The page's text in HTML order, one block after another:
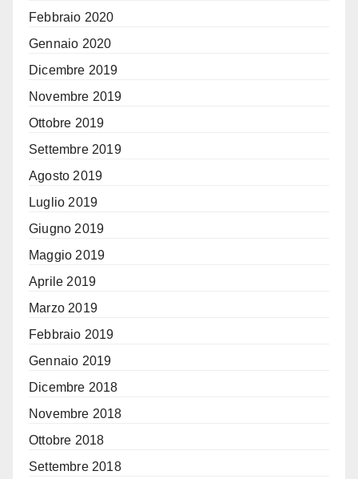
Febbraio 2020
Gennaio 2020
Dicembre 2019
Novembre 2019
Ottobre 2019
Settembre 2019
Agosto 2019
Luglio 2019
Giugno 2019
Maggio 2019
Aprile 2019
Marzo 2019
Febbraio 2019
Gennaio 2019
Dicembre 2018
Novembre 2018
Ottobre 2018
Settembre 2018